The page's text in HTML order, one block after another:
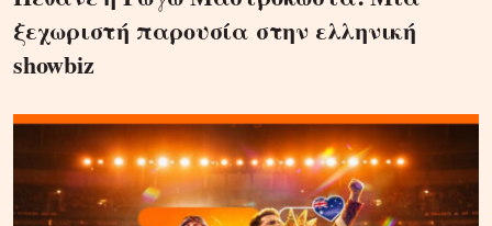
ξεχωριστή παρουσία στην ελληνική
showbiz